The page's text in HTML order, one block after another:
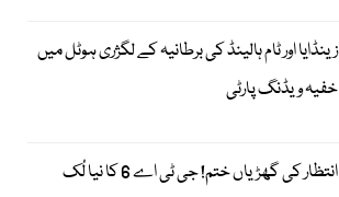
زینڈایا اور ٹام ہالینڈ کی برطانیہ کے لگژری ہوٹل میں
خفیہ ویڈنگ پارٹی
انتظار کی گھڑیاں ختم! جی ٹی اے 6 کا نیا لُک